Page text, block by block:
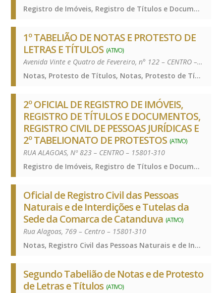
Registro de Imóveis, Registro de Títulos e Documentos e Civis das Pessoas Jurídicas, Registro de Imóveis, Registro de Títulos e Documentos e Civis das Pessoas Jurídicas, Registro de Imóveis, Registro de Títulos e Documentos e Civis das Pessoas Jurídicas
1º TABELIÃO DE NOTAS E PROTESTO DE
LETRAS E TÍTULOS (ATIVO)
Avenida Vinte e Quatro de Fevereiro, n° 122 – CENTRO – 15801-180
Notas, Protesto de Títulos, Notas, Protesto de Títulos, Notas, Protesto de Títulos
2º OFICIAL DE REGISTRO DE IMÓVEIS,
REGISTRO DE TÍTULOS E DOCUMENTOS,
REGISTRO CIVIL DE PESSOAS JURÍDICAS E
2º TABELIONATO DE PROTESTOS (ATIVO)
RUA ALAGOAS, Nº 823 – CENTRO – 15801-310
Registro de Imóveis, Registro de Títulos e Documentos e Civis das Pessoas Jurídicas, Registro de Imóveis, Registro de Títulos e Documentos e Civis das Pessoas Jurídicas, Registro de Imóveis, Registro de Títulos e Documentos e Civis das Pessoas Jurídicas
Oficial de Registro Civil das Pessoas
Naturais e de Interdições e Tutelas da
Sede da Comarca de Catanduva (ATIVO)
Rua Alagoas, 769 – Centro – 15801-310
Notas, Registro Civil das Pessoas Naturais e de Interdições e Tutelas, Notas, Registro Civil das Pessoas Naturais e de Interdições e Tutelas, Notas, Registro Civil das Pessoas Naturais e de Interdições e Tutelas
Segundo Tabelião de Notas e de Protesto
de Letras e Títulos (ATIVO)